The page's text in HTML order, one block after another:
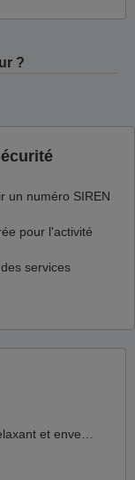
?
un numéro SIREN
pour l'activité
services